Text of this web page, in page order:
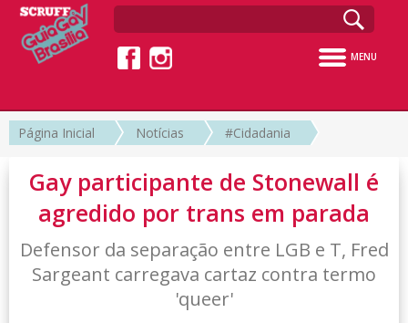
MENU
Página Inicial Notícias #Cidadania
Gay participante de Stonewall é
agredido por trans em parada
Defensor da separação entre LGB e T, Fred
Sargeant carregava cartaz contra termo
'queer'